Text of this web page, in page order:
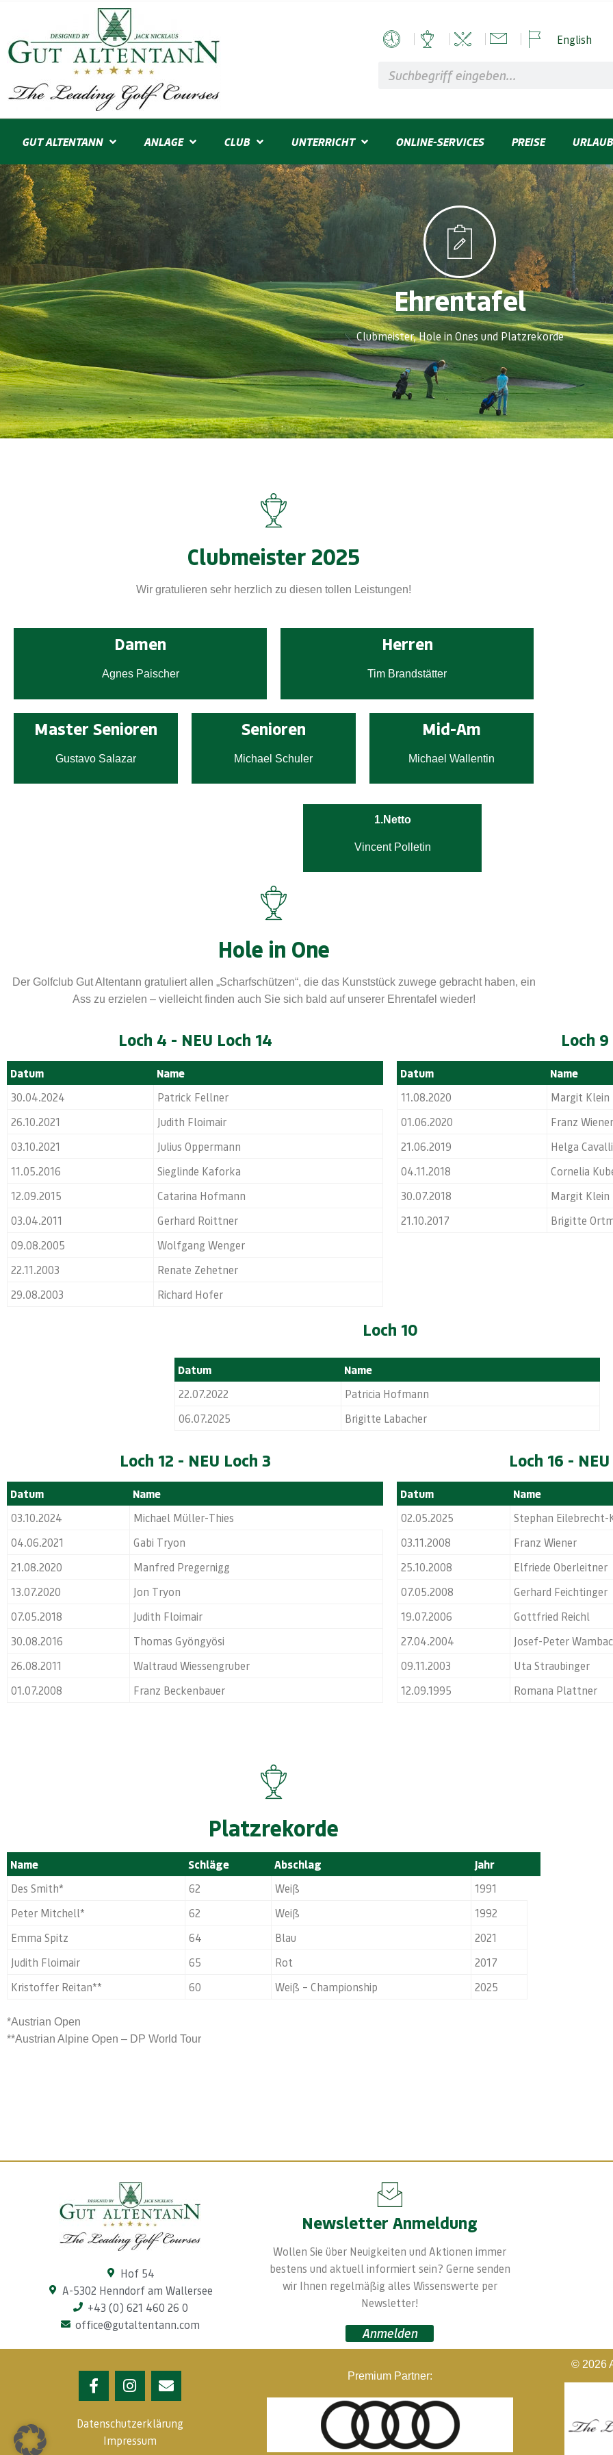
English
GUT ALTENTANN ANLAGE CLUB UNTERRICHT ONLINE-SERVICES PREISE URLAUB
Ehrentafel
Clubmeister, Hole in Ones und Platzrekorde
Clubmeister 2025
Wir gratulieren sehr herzlich zu diesen tollen Leistungen!
Damen
Agnes Paischer
Herren
Tim Brandstätter
Master Senioren
Gustavo Salazar
Senioren
Michael Schuler
Mid-Am
Michael Wallentin
1.Netto
Vincent Polletin
Hole in One
Der Golfclub Gut Altentann gratuliert allen „Scharfschützen“, die das Kunststück zuwege gebracht haben, ein
Ass zu erzielen – vielleicht finden auch Sie sich bald auf unserer Ehrentafel wieder!
Loch 4 - NEU Loch 14
Datum
Name
30.04.2024
Patrick Fellner
26.10.2021
Judith Floimair
03.10.2021
Julius Oppermann
11.05.2016
Sieglinde Kaforka
12.09.2015
Catarina Hofmann
03.04.2011
Gerhard Roittner
09.08.2005
Wolfgang Wenger
22.11.2003
Renate Zehetner
29.08.2003
Richard Hofer
Loch 9
Datum
Name
11.08.2020
Margit Klein
01.06.2020
Franz Wiener
21.06.2019
Helga Cavalli
04.11.2018
Cornelia
30.07.2018
Margit Klein
21.10.2017
Brigitte
Loch 10
Datum
Name
22.07.2022
Patricia Hofmann
06.07.2025
Brigitte Labacher
Loch 12 - NEU Loch 3
Datum
Name
03.10.2024
Michael Müller-Thies
04.06.2021
Gabi Tryon
21.08.2020
Manfred Pregernigg
13.07.2020
Jon Tryon
07.05.2018
Judith Floimair
30.08.2016
Thomas Gyöngyösi
26.08.2011
Waltraud Wiessengruber
01.07.2008
Franz Beckenbauer
Loch 16 -
Datum
Name
02.05.2025
Stephan Eilebrecht-
03.11.2008
Franz Wiener
25.10.2008
Elfriede Oberleitner
07.05.2008
Gerhard Feichtinger
19.07.2006
Gottfried Reichl
27.04.2004
Josef-Peter
09.11.2003
Uta Straubinger
12.09.1995
Romana Plattner
Platzrekorde
Name Schläge Abschlag
Jahr
Des Smith*
62 Weiß
1991
Peter Mitchell*
62 Weiß
1992
Emma Spitz
64 Blau
2021
Judith Floimair
65 Rot
2017
Kristoffer Reitan**
60 Weiß – Championship 2025
*Austrian Open
**Austrian Alpine Open – DP World Tour
Hof 54
A-5302 Henndorf am Wallersee
+43 (0) 621 460 26 0
office@gutaltentann.com
Newsletter Anmeldung
Wollen Sie über Neuigkeiten und Aktionen immer
bestens und aktuell informiert sein? Gerne senden
wir Ihnen regelmäßig alles Wissenswerte per
Newsletter!
Anmelden
Datenschutzerklärung
Impressum
Premium Partner:
© 2026